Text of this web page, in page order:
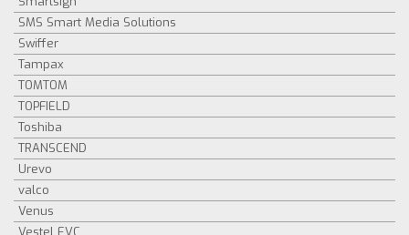
SMS Smart Media Solutions
Swiffer
Tampax
TOMTOM
TOPFIELD
Toshiba
TRANSCEND
Urevo
valco
Venus
Vestel EVC